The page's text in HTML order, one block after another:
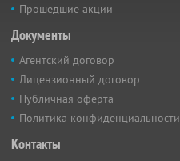
Прошедшие акции
Документы
Агентский договор
Лицензионный договор
Публичная оферта
Политика конфиденциальности
Контакты